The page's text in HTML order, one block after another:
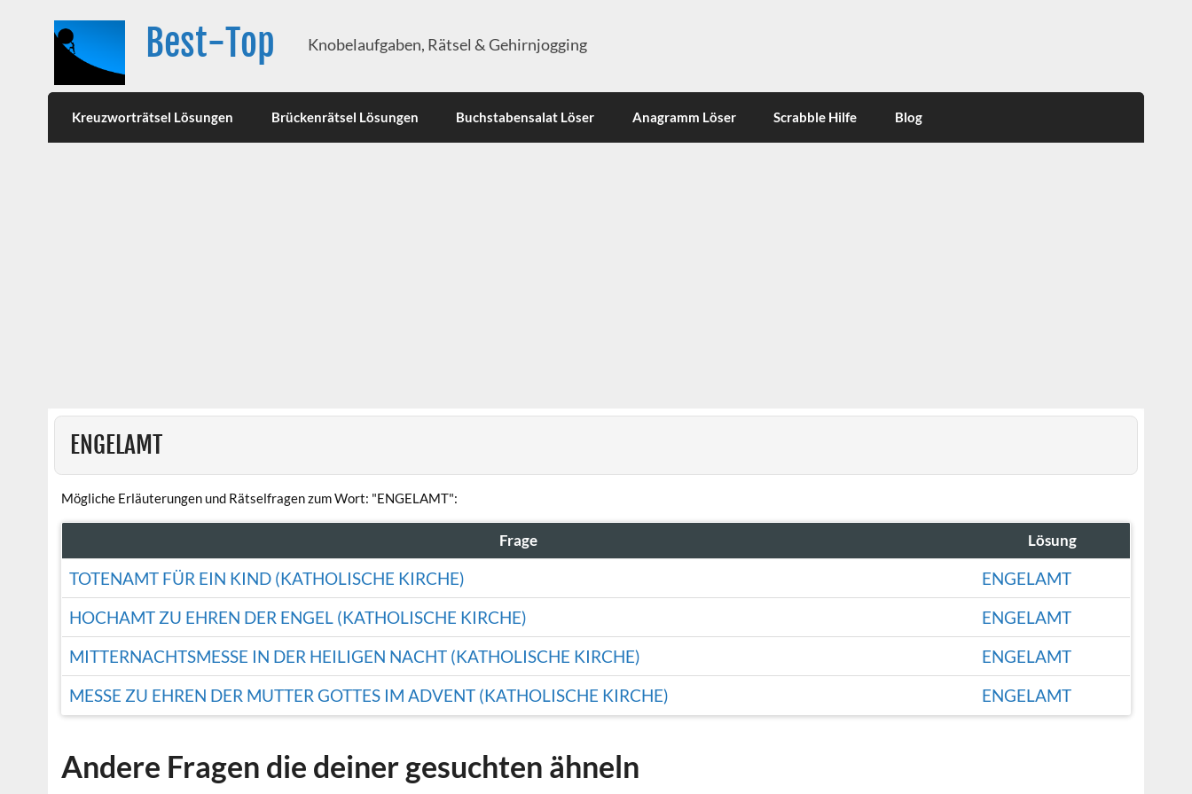
Best-Top Knobelaufgaben, Rätsel & Gehirnjogging
Kreuzworträtsel Lösungen Brückenrätsel Lösungen Buchstabensalat Löser Anagramm Löser Scrabble Hilfe Blog
ENGELAMT
Mögliche Erläuterungen und Rätselfragen zum Wort: "ENGELAMT":
Frage Lösung
TOTENAMT FÜR EIN KIND (KATHOLISCHE KIRCHE)
ENGELAMT
HOCHAMT ZU EHREN DER ENGEL (KATHOLISCHE KIRCHE)
ENGELAMT
MITTERNACHTSMESSE IN DER HEILIGEN NACHT (KATHOLISCHE KIRCHE)
ENGELAMT
MESSE ZU EHREN DER MUTTER GOTTES IM ADVENT (KATHOLISCHE KIRCHE)
ENGELAMT
Andere Fragen die deiner gesuchten ähneln